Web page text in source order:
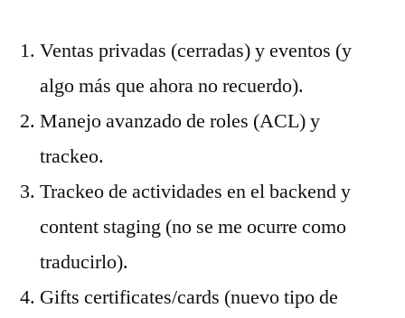
Ventas privadas (cerradas) y eventos (y
algo más que ahora no recuerdo).
Manejo avanzado de roles (ACL) y
trackeo.
Trackeo de actividades en el backend y
content staging (no se me ocurre como
traducirlo).
Gifts certificates/cards (nuevo tipo de